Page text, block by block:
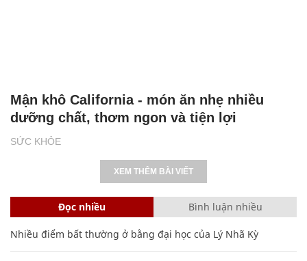
SỨC KHỎE
Mận khô California - món ăn nhẹ nhiều
dưỡng chất, thơm ngon và tiện lợi
XEM THÊM BÀI VIẾT
Đọc nhiều Bình luận nhiều
Nhiều điểm bất thường ở bằng đại học của Lý Nhã Kỳ